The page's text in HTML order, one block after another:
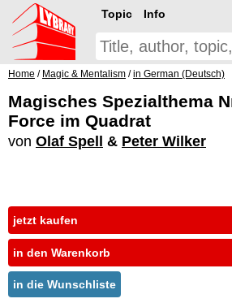
Topic Info
Home / Magic & Mentalism /in German (Deutsch)
Magisches Spezialthema
Force im Quadrat
von Olaf Spell & Peter Wilker
jetzt kaufen
in den Warenkorb
in die Wunschliste